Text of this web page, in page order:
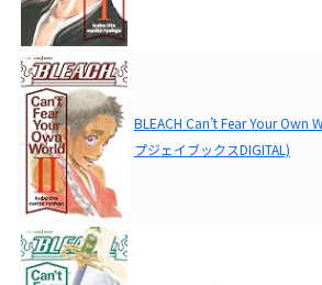
BLEACH Can’t Fear Your Own
プジェイブックスDIGITAL)